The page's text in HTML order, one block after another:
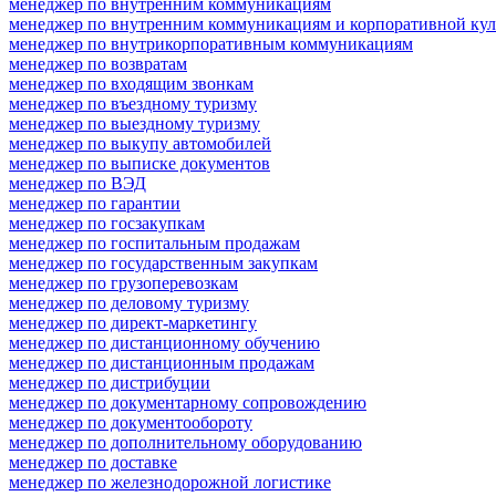
менеджер по внутренним коммуникациям и корпоративной
менеджер по внутрикорпоративным коммуникациям
менеджер по возвратам
менеджер по входящим звонкам
менеджер по въездному туризму
менеджер по выездному туризму
менеджер по выкупу автомобилей
менеджер по выписке документов
менеджер по ВЭД
менеджер по гарантии
менеджер по госзакупкам
менеджер по госпитальным продажам
менеджер по государственным закупкам
менеджер по грузоперевозкам
менеджер по деловому туризму
менеджер по директ-маркетингу
менеджер по дистанционному обучению
менеджер по дистанционным продажам
менеджер по дистрибуции
менеджер по документарному сопровождению
менеджер по документообороту
менеджер по дополнительному оборудованию
менеджер по доставке
менеджер по железнодорожной логистике